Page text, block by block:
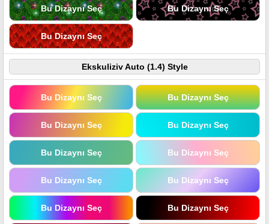
Bu Dizaynı Seç Bu Dizaynı Seç
Bu Dizaynı Seç
Ekskuliziv Auto (1.4) Style
Bu Dizaynı Seç Bu Dizaynı Seç
Bu Dizaynı Seç Bu Dizaynı Seç
Bu Dizaynı Seç Bu Dizaynı Seç
Bu Dizaynı Seç Bu Dizaynı Seç
Bu Dizaynı Seç Bu Dizaynı Seç